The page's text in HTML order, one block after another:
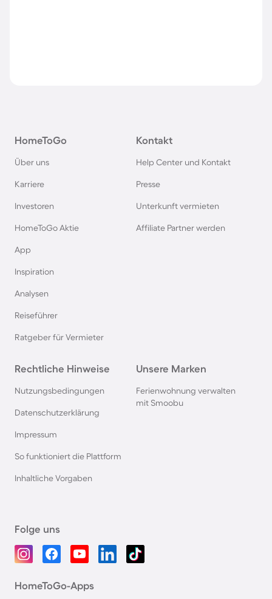
HomeToGo
Über uns
Karriere
Investoren
HomeToGo Aktie
App
Inspiration
Analysen
Reiseführer
Ratgeber für Vermieter
Kontakt
Help Center und Kontakt
Presse
Unterkunft vermieten
Affiliate Partner werden
Rechtliche Hinweise
Nutzungsbedingungen
Datenschutzerklärung
Impressum
So funktioniert die Plattform
Inhaltliche Vorgaben
Unsere Marken
Ferienwohnung verwalten
mit Smoobu
Folge uns
HomeToGo-Apps